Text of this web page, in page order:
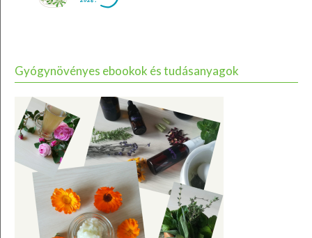
Gyógynövényes ebookok és tudásanyagok